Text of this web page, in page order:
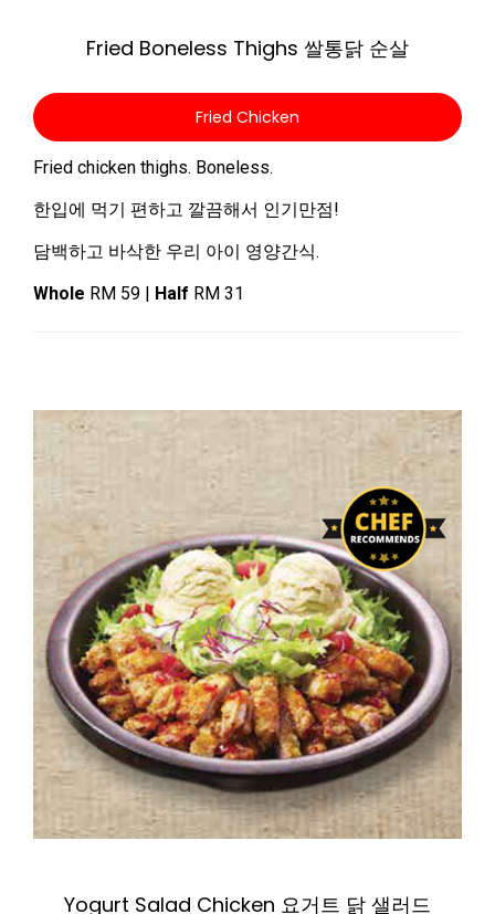
Fried Boneless Thighs 쌀통닭 순살
Fried Chicken
Fried chicken thighs. Boneless.
한입에 먹기 편하고 깔끔해서 인기만점!
담백하고 바삭한 우리 아이 영양간식.
Whole RM 59 | Half RM 31
Yogurt Salad Chicken 요거트 닭 샐러드